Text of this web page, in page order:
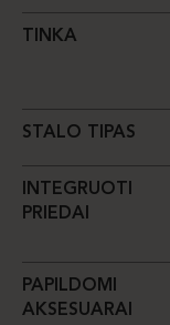
TINKA
STALO TIPAS
INTEGRUOTI
PRIEDAI
PAPILDOMI
AKSESUARAI